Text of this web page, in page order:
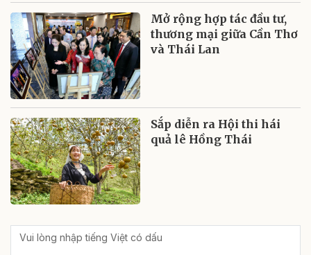
Mở rộng hợp tác đầu tư,
thương mại giữa Cần Thơ
và Thái Lan
Sắp diễn ra Hội thi hái
quả lê Hồng Thái